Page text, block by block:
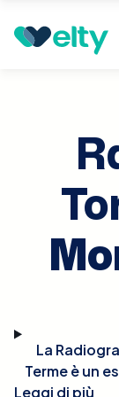
Prenota visita
La
Terme è un
consente di
Leggi di più